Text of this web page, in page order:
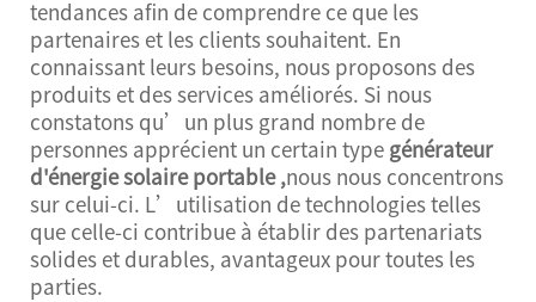
tendances afin de comprendre ce que les
partenaires et les clients souhaitent. En
connaissant leurs besoins, nous proposons des
produits et des services améliorés. Si nous
constatons qu’un plus grand nombre de
personnes apprécient un certain type générateur
d'énergie solaire portable,nous nous concentrons
sur celui-ci. L’utilisation de technologies telles
que celle-ci contribue à établir des partenariats
solides et durables, avantageux pour toutes les
parties.